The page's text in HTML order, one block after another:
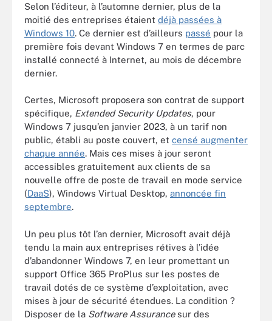
Selon l’éditeur, à l’automne dernier, plus de la
moitié des entreprises étaient déjà passées à
Windows 10. Ce dernier est d’ailleurs passé pour la
première fois devant Windows 7 en termes de parc
installé connecté à Internet, au mois de décembre
dernier.
Certes, Microsoft proposera son contrat de support
spécifique, Extended Security Updates, pour
Windows 7 jusqu’en janvier 2023, à un tarif non
public, établi au poste couvert, et censé augmenter
chaque année. Mais ces mises à jour seront
accessibles gratuitement aux clients de sa
nouvelle offre de poste de travail en mode service
(DaaS), Windows Virtual Desktop, annoncée fin
septembre.
Un peu plus tôt l’an dernier, Microsoft avait déjà
tendu la main aux entreprises rétives à l’idée
d’abandonner Windows 7, en leur promettant un
support Office 365 ProPlus sur les postes de
travail dotés de ce système d’exploitation, avec
mises à jour de sécurité étendues. La condition ?
Disposer de la Software Assurancesur des